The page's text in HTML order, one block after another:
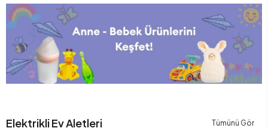
Elektrikli Ev Aletleri Tümünü Gör